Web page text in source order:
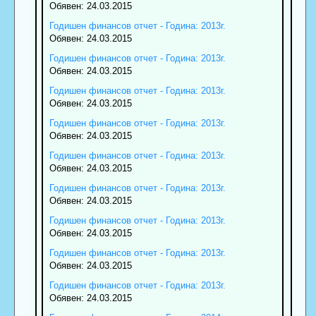
Обявен: 24.03.2015
Годишен финансов отчет - Година: 2013г.
Обявен: 24.03.2015
Годишен финансов отчет - Година: 2013г.
Обявен: 24.03.2015
Годишен финансов отчет - Година: 2013г.
Обявен: 24.03.2015
Годишен финансов отчет - Година: 2013г.
Обявен: 24.03.2015
Годишен финансов отчет - Година: 2013г.
Обявен: 24.03.2015
Годишен финансов отчет - Година: 2013г.
Обявен: 24.03.2015
Годишен финансов отчет - Година: 2013г.
Обявен: 24.03.2015
Годишен финансов отчет - Година: 2013г.
Обявен: 24.03.2015
Годишен финансов отчет - Година: 2013г.
Обявен: 24.03.2015